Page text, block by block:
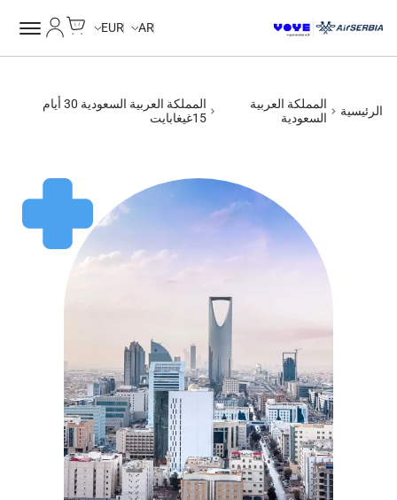
AR
EUR
الرئيسية
المملكة العربية
السعودية
المملكة العربية السعودية 30 أيام
15غيغابايت